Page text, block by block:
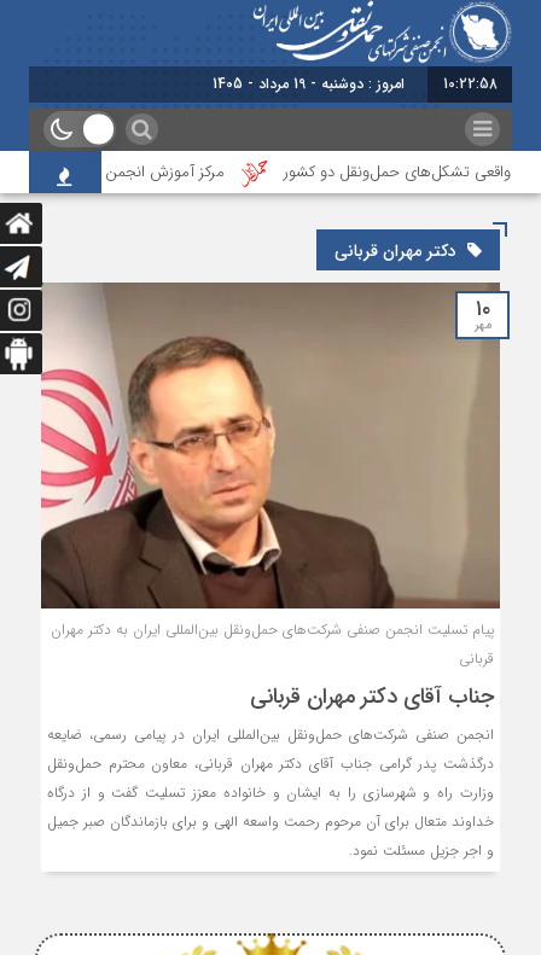
10:22:58 امروز : دوشنبه - 19 مرداد - 1405
واقعی تشکل‌‌های حمل‌ونقل دو کشور مرکز آموزش انجمن ایران، نخستین
دکتر مهران قربانی
۱۰
مهر
پیام تسلیت انجمن صنفی شرکت‌های حمل‌ونقل بین‌المللی ایران به دکتر مهران
قربانی
جناب آقای دکتر مهران قربانی
انجمن صنفی شرکت‌های حمل‌ونقل بین‌المللی ایران در پیامی رسمی، ضایعه
درگذشت پدر گرامی جناب آقای دکتر مهران قربانی، معاون محترم حمل‌ونقل
وزارت راه و شهرسازی را به ایشان و خانواده معزز تسلیت گفت و از درگاه
خداوند متعال برای آن مرحوم رحمت واسعه الهی و برای بازماندگان صبر جمیل
و اجر جزیل مسئلت نمود.